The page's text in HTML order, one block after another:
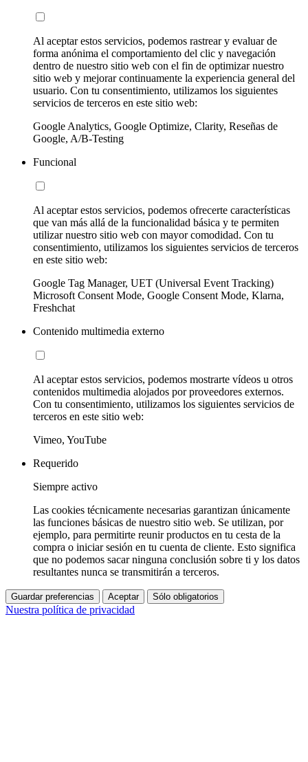
Al aceptar estos servicios, podemos rastrear y evaluar de
forma anónima el comportamiento del clic y navegación
dentro de nuestro sitio web con el fin de optimizar nuestro
sitio web y mejorar continuamente la experiencia general del
usuario. Con tu consentimiento, utilizamos los siguientes
servicios de terceros en este sitio web:
Google Analytics, Google Optimize, Clarity, Reseñas de
Google, A/B-Testing
Funcional
Al aceptar estos servicios, podemos ofrecerte características
que van más allá de la funcionalidad básica y te permiten
utilizar nuestro sitio web con mayor comodidad. Con tu
consentimiento, utilizamos los siguientes servicios de terceros
en este sitio web:
Google Tag Manager, UET (Universal Event Tracking)
Microsoft Consent Mode, Google Consent Mode, Klarna,
Freshchat
Contenido multimedia externo
Al aceptar estos servicios, podemos mostrarte vídeos u otros
contenidos multimedia alojados por proveedores externos.
Con tu consentimiento, utilizamos los siguientes servicios de
terceros en este sitio web:
Vimeo, YouTube
Requerido
Siempre activo
Las cookies técnicamente necesarias garantizan únicamente
las funciones básicas de nuestro sitio web. Se utilizan, por
ejemplo, para permitirte reunir productos en tu cesta de la
compra o iniciar sesión en tu cuenta de cliente. Esto significa
que no podemos sacar ninguna conclusión sobre ti y los datos
resultantes nunca se transmitirán a terceros.
Guardar preferencias Aceptar Sólo obligatorios
Nuestra política de privacidad